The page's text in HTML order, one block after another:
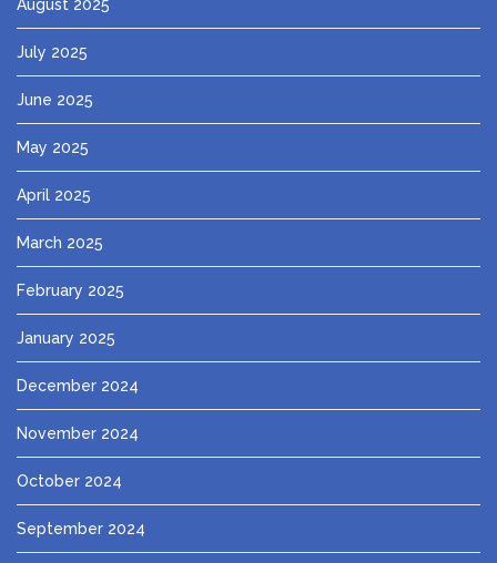
August 2025
July 2025
June 2025
May 2025
April 2025
March 2025
February 2025
January 2025
December 2024
November 2024
October 2024
September 2024